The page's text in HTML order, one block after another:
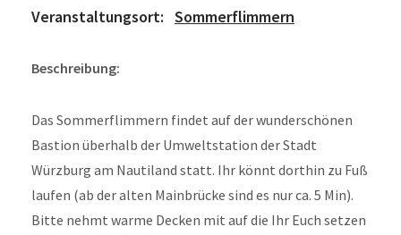
Veranstaltungsort: Sommerflimmern
Beschreibung:
Das Sommerflimmern findet auf der wunderschönen
Bastion überhalb der Umweltstation der Stadt
Würzburg am Nautiland statt. Ihr könnt dorthin zu Fuß
laufen (ab der alten Mainbrücke sind es nur ca. 5 Min).
Bitte nehmt warme Decken mit auf die Ihr Euch setzen